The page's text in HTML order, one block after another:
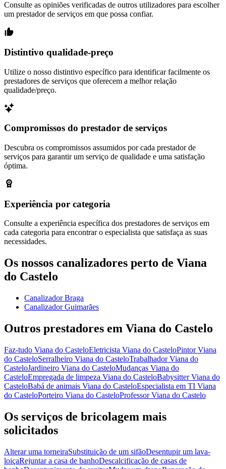
Consulte as opiniões verificadas de outros utilizadores para escolher
um prestador de serviços em que possa confiar.
Distintivo qualidade-preço
Utilize o nosso distintivo específico para identificar facilmente os
prestadores de serviços que oferecem a melhor relação
qualidade/preço.
Compromissos do prestador de serviços
Descubra os compromissos assumidos por cada prestador de
serviços para garantir um serviço de qualidade e uma satisfação
óptima.
Experiência por categoria
Consulte a experiência específica dos prestadores de serviços em
cada categoria para encontrar o especialista que satisfaça as suas
necessidades.
Os nossos canalizadores perto de Viana
do Castelo
Canalizador Braga
Canalizador Guimarães
Outros prestadores em Viana do Castelo
Faz-tudo Viana do CasteloEletricista Viana do CasteloPintor Viana
do CasteloSerralheiro Viana do CasteloTrabalhador Viana do
CasteloJardineiro Viana do CasteloMudanças Viana do
CasteloEmpregada de limpeza Viana do CasteloBabysitter Viana do
CasteloBabá de animais Viana do CasteloEspecialista em TI Viana
do CasteloPorteiro Viana do CasteloProfessor Viana do Castelo
Os serviços de bricolagem mais
solicitados
Alterar uma torneiraSubstituição de um sifãoDesentupir um lava-
loiçaRejuntar a casa de banhoDescalcificação de casas de